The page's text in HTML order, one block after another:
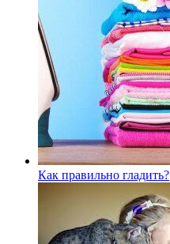
Как правильно гладить?